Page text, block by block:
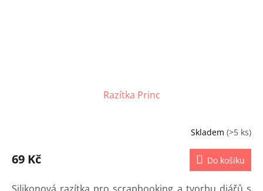
Razítka Princ
Skladem (>5 ks)
69 Kč Do košíku